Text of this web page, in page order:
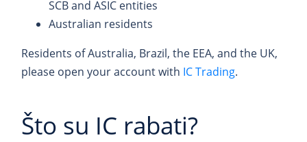
SCB and ASIC entities
Australian residents
Residents of Australia, Brazil, the EEA, and the UK,
please open your account with IC Trading.
Što su IC rabati?